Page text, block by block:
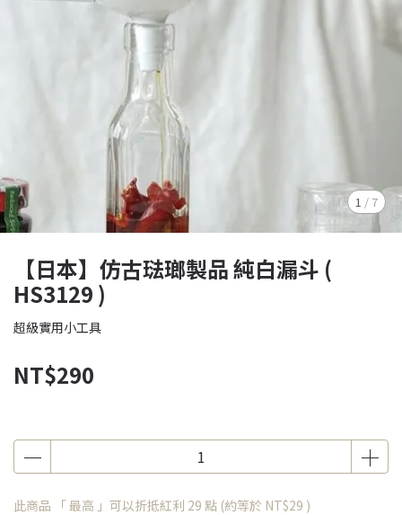
1 / 7
【日本】仿古琺瑯製品 純白漏斗 (
HS3129 )
超級實用小工具
NT$290
此商品 「 最高 」可以折抵紅利 29 點 (約等於 NT$29 )